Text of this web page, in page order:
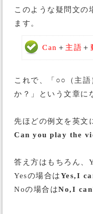
このような疑問文の
ます。
Can ＋ 主語 ＋
これで、「○○（主
か？」という文章に
先ほどの例文を英文
Can you play the
答え方はもちろん、
Yesの場合はYes,I
Noの場合はNo,I